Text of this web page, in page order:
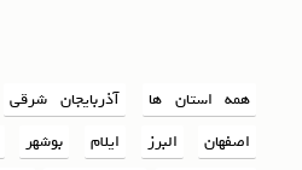
همه استان ها آذربایجان شرقی
اصفهان
البرز ایلام بوشهر